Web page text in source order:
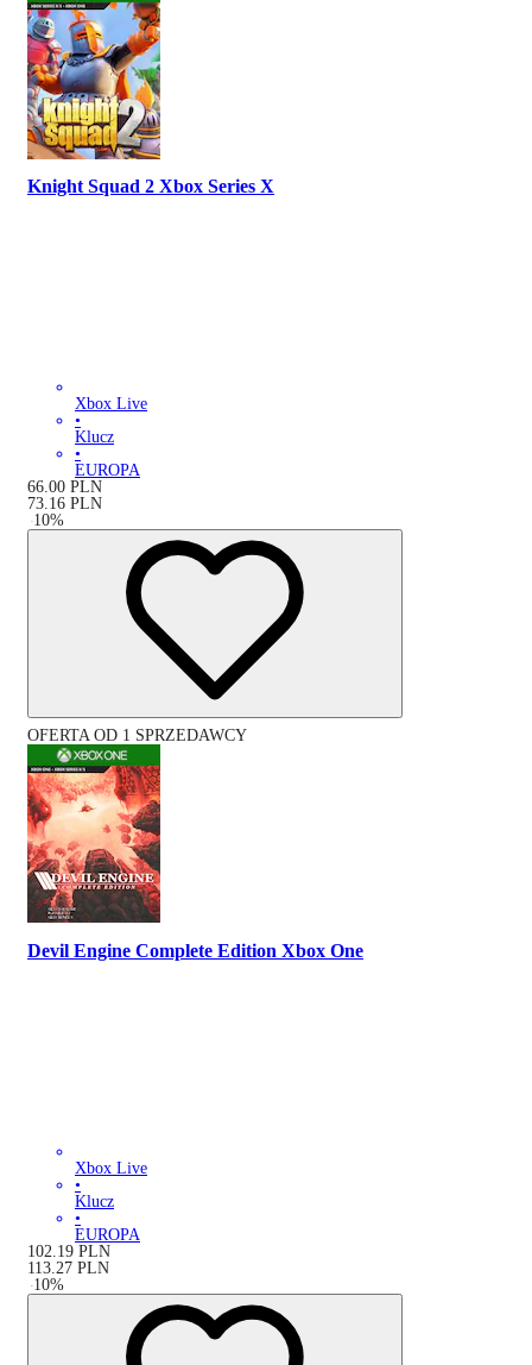
Knight Squad 2 Xbox Series X
Xbox Live
•
Klucz
•
EUROPA
66.00 PLN
73.16 PLN
-10%
OFERTA OD 1 SPRZEDAWCY
Devil Engine Complete Edition Xbox One
Xbox Live
•
Klucz
•
EUROPA
102.19 PLN
113.27 PLN
-10%